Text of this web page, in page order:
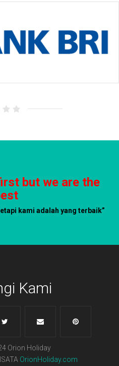
but we are the
kami adalah yang terbaik”
Kami
Orion Holiday
OrionHoliday.com